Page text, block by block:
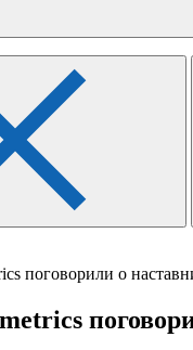
поговорили о